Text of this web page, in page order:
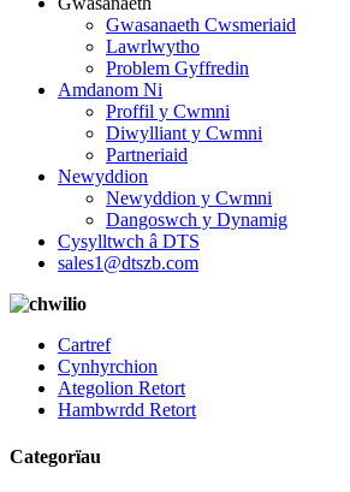
Gwasanaeth Cwsmeriaid
Lawrlwytho
Problem Gyffredin
Amdanom Ni
Proffil y Cwmni
Diwylliant y Cwmni
Partneriaid
Newyddion
Newyddion y Cwmni
Dangoswch y Dynamig
Cysylltwch â DTS
sales1@dtszb.com
Cartref
Cynhyrchion
Ategolion Retort
Hambwrdd Retort
Categorïau